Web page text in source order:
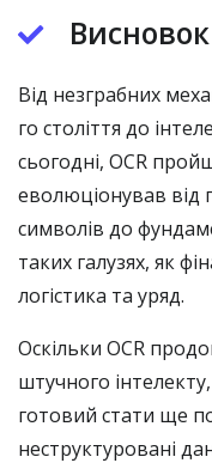
Висновок
Від незграбних
го століття до
сьогодні, OCR
еволюціонував від
символів до
таких галузях, як
логістика та уряд.
Оскільки OCR
штучного
готовий стати ще
неструктуровані